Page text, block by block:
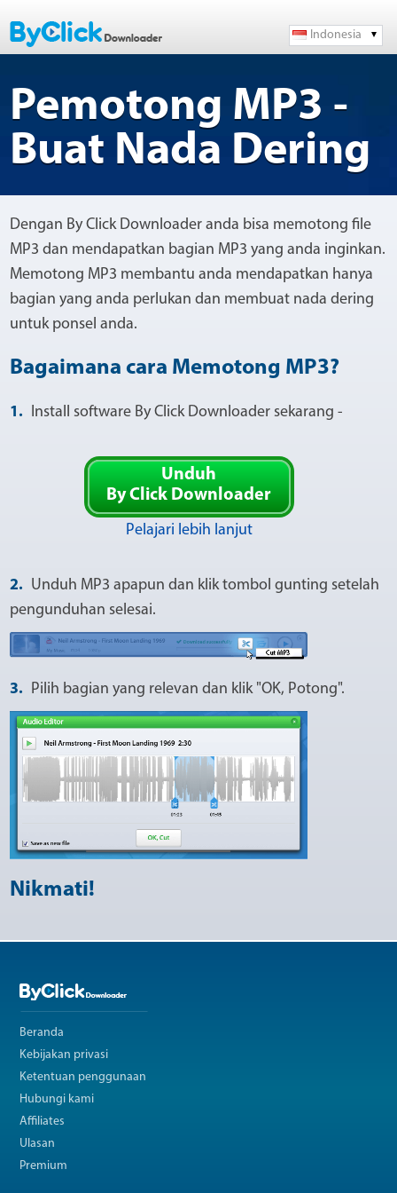
Indonesia
Pemotong MP3 -
Buat Nada Dering
Dengan By Click Downloader anda bisa memotong file
MP3 dan mendapatkan bagian MP3 yang anda inginkan.
Memotong MP3 membantu anda mendapatkan hanya
bagian yang anda perlukan dan membuat nada dering
untuk ponsel anda.
Bagaimana cara Memotong MP3?
1. Install software By Click Downloader sekarang -
Unduh
By Click Downloader
Pelajari lebih lanjut
2. Unduh MP3 apapun dan klik tombol gunting setelah
pengunduhan selesai.
3. Pilih bagian yang relevan dan klik "OK, Potong".
Nikmati!
Beranda
Kebijakan privasi
Ketentuan penggunaan
Hubungi kami
Affiliates
Ulasan
Premium